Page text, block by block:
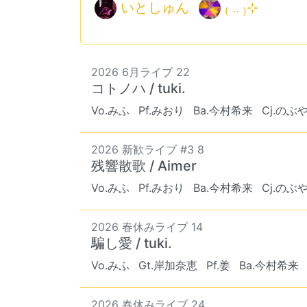
いとしゅん
₍ .. ₎⊹
2026 6月ライブ 22
コトノハ / tuki.
Vo.みふ Pf.みおり Ba.今村希来 Cj.のぶ
2026 新歓ライブ #3 8
残響散歌 / Aimer
Vo.みふ Pf.みおり Ba.今村希来 Cj.のぶ
2026 春休みライブ 14
騙し愛 / tuki.
Vo.みふ Gt.岸加奈恵 Pf.姜 Ba.今村希来